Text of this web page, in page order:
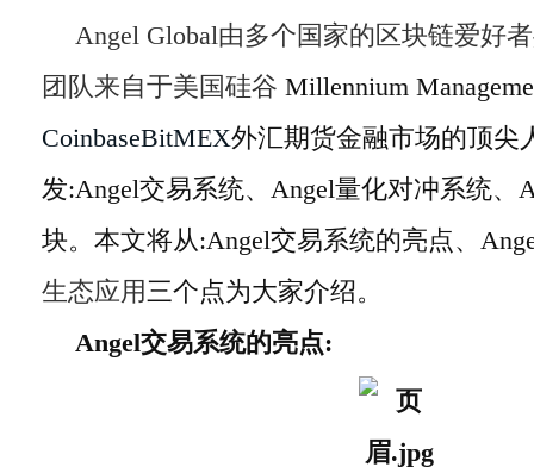
Angel Global由多个国家的区块链爱好
团队来自于美国硅谷 Millennium
CoinbaseBitMEX外汇期货金融市场的顶尖
发:Angel交易系统、Angel量化对冲系统、
块。本文将从:Angel交易系统的亮点、
生态应用三个点为大家介绍。
Angel交易系统的亮点: